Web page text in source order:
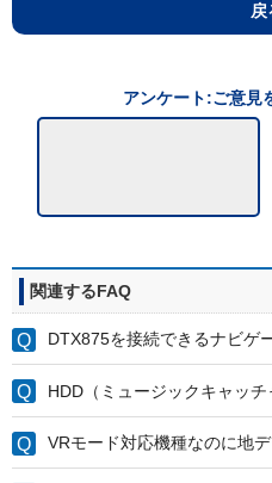
戻
アンケート:ご意見
関連するFAQ
DTX875を接続できるナビゲ
HDD（ミュージックキャッチ
VRモード対応機種なのに地